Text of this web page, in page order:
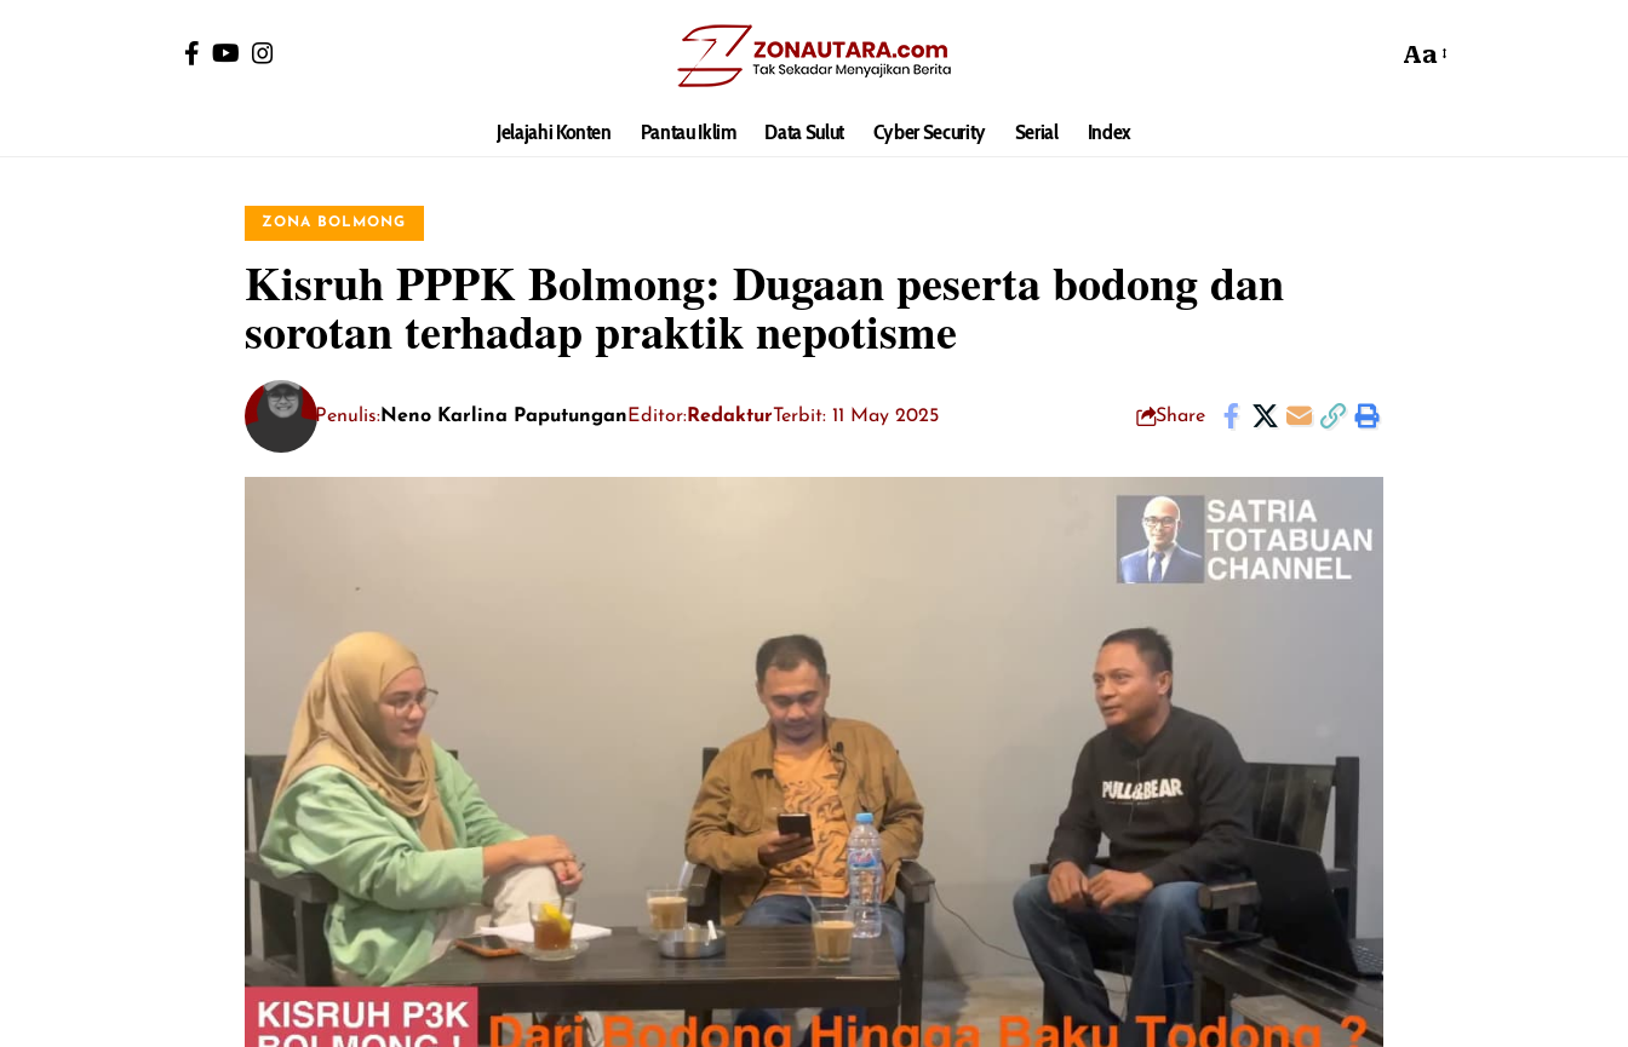
Aa
Jelajahi Konten Pantau Iklim Data Sulut Cyber Security Serial Index
ZONA BOLMONG
Kisruh PPPK Bolmong: Dugaan peserta bodong dan
sorotan terhadap praktik nepotisme
Penulis:Neno Karlina Paputungan Editor:Redaktur Terbit: 11 May 2025 Share